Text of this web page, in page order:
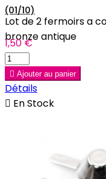
(01/10)
Lot de 2 fermoirs a
bronze antique
1,50 €
 Ajouter au panier
Détails
 En Stock